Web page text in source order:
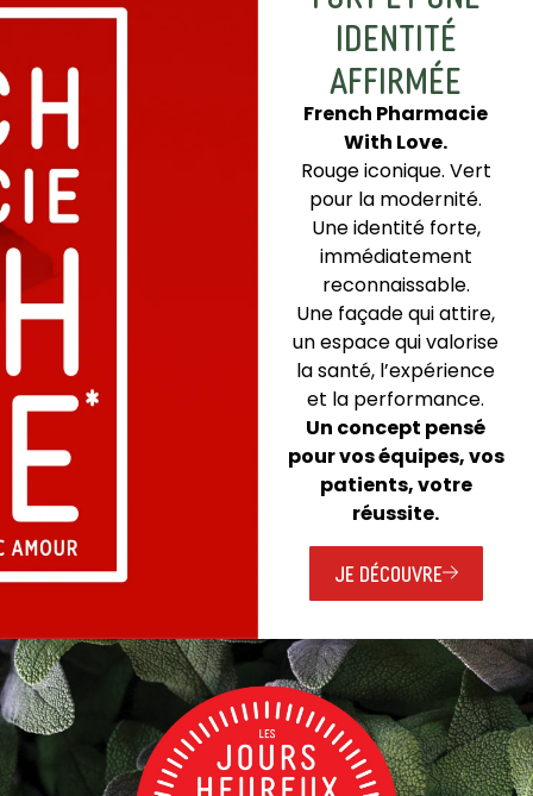
IDENTITÉ
AFFIRMÉE
French Pharmacie
With Love.
Rouge iconique. Vert
pour la modernité.
Une identité forte,
immédiatement
reconnaissable.
Une façade qui attire,
un espace qui valorise
la santé, l’expérience
et la performance.
Un concept pensé
pour vos équipes, vos
patients, votre
réussite.
JE DÉCOUVRE